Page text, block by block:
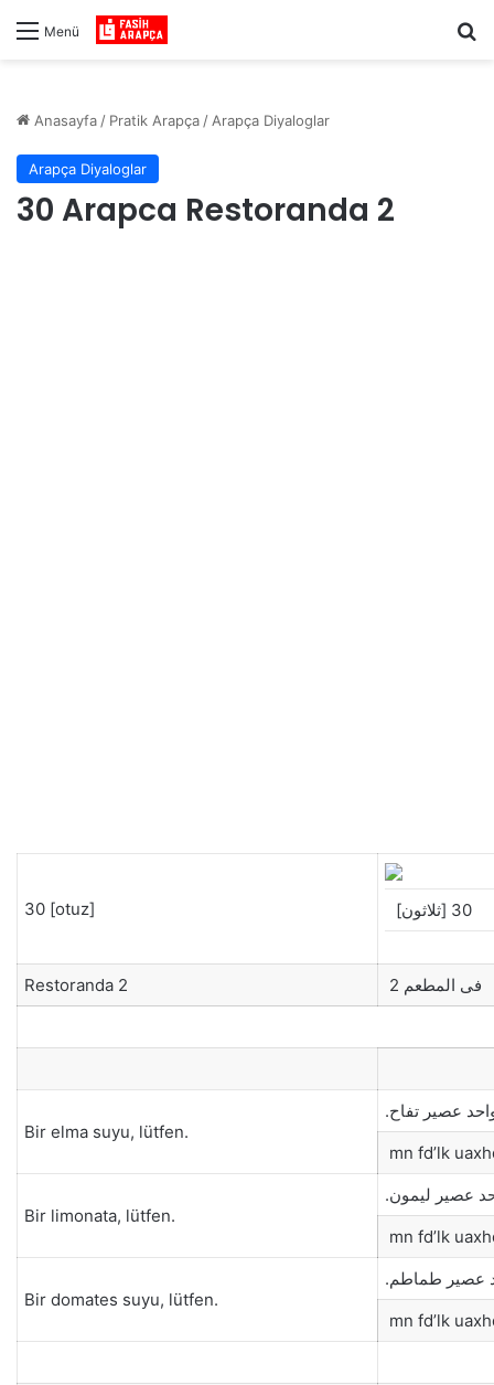
Menü
Anasayfa / Pratik Arapça / Arapça Diyaloglar
Arapça Diyaloglar
30 Arapca Restoranda 2
30 [otuz] 30 [ثلاثون]
Restoranda 2 فى المطعم 2
Bir elma suyu, lütfen.
عصير تفاح.
mn fd’lk
Bir limonata, lütfen.
عصير ليمون.
mn fd’lk
Bir domates suyu, lütfen.
عصير طماطم.
mn fd’lk